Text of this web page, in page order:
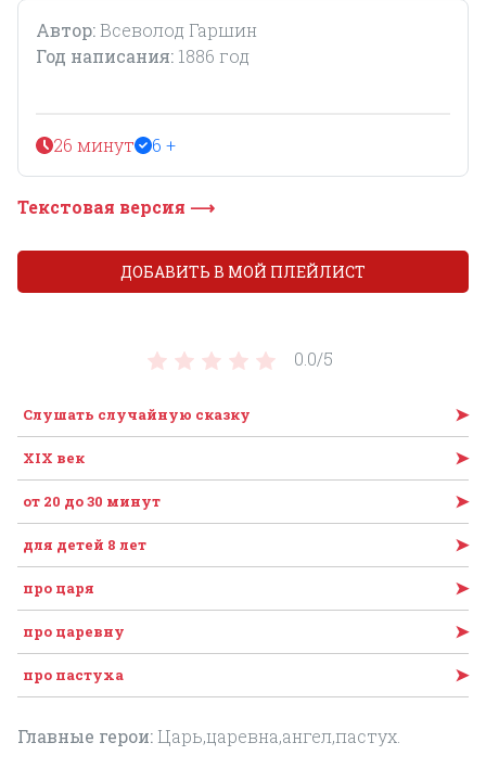
Автор: Всеволод Гаршин
Год написания: 1886 год
26 минут 6 +
Текстовая версия ⟶
0.0/5
Слушать случайную сказку ➤
XIX век ➤
от 20 до 30 минут ➤
для детей 8 лет ➤
про царя ➤
про царевну ➤
про пастуха ➤
Главные герои: Царь,царевна,ангел,пастух.
ДОБАВИТЬ В МОЙ ПЛЕЙЛИСТ